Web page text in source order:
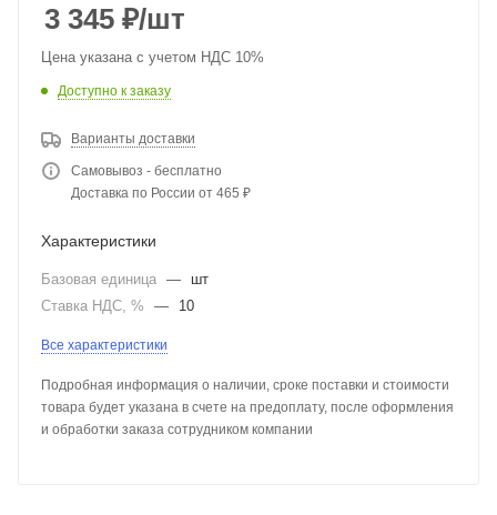
3 345 ₽/шт
Цена указана с учетом НДС 10%
Доступно к заказу
Варианты доставки
Самовывоз - бесплатно
Доставка по России от 465 ₽
Характеристики
Базовая единица —
шт
Ставка НДС, %
— 10
Все характеристики
Подробная информация о наличии, сроке поставки и стоимости
товара будет указана в счете на предоплату, после оформления
и обработки заказа сотрудником компании